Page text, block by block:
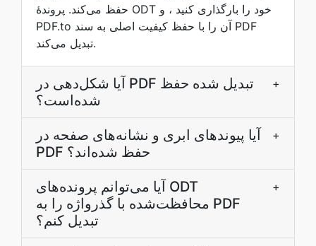
حفظ می‌کند. پروندۀ ODT خود را بارگذاری کنید ، و
PDF.to آن را با حفظ کیفیت اصلی به سند PDF
تبدیل می‌کند.
آیا شکل‌دهی در PDF تبدیل شده حفظ
شده‌است؟
+
آیا پیوندهای ابری و نشانه‌های صفحه در
PDF حفظ شده‌اند؟
+
آیا می‌توانم پرونده‌های ODT
محافظت‌شده با گذرواژه را به PDF
تبدیل کنم؟
+